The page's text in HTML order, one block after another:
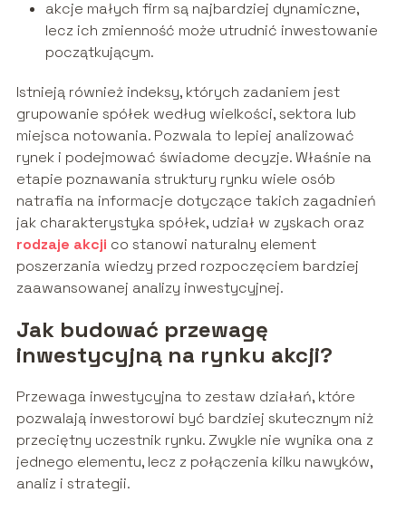
akcje małych firm są najbardziej dynamiczne,
lecz ich zmienność może utrudnić inwestowanie
początkującym.
Istnieją również indeksy, których zadaniem jest
grupowanie spółek według wielkości, sektora lub
miejsca notowania. Pozwala to lepiej analizować
rynek i podejmować świadome decyzje. Właśnie na
etapie poznawania struktury rynku wiele osób
natrafia na informacje dotyczące takich zagadnień
jak charakterystyka spółek, udział w zyskach oraz
rodzaje akcji co stanowi naturalny element
poszerzania wiedzy przed rozpoczęciem bardziej
zaawansowanej analizy inwestycyjnej.
Jak budować przewagę
inwestycyjną na rynku akcji?
Przewaga inwestycyjna to zestaw działań, które
pozwalają inwestorowi być bardziej skutecznym niż
przeciętny uczestnik rynku. Zwykle nie wynika ona z
jednego elementu, lecz z połączenia kilku nawyków,
analiz i strategii.